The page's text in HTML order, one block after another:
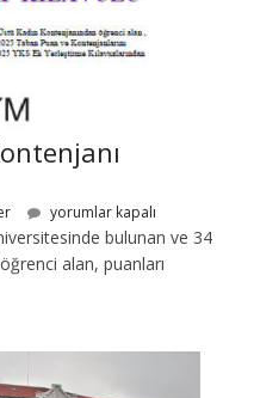
yorumlar kapalı
bulunan ve 34
alan, puanları